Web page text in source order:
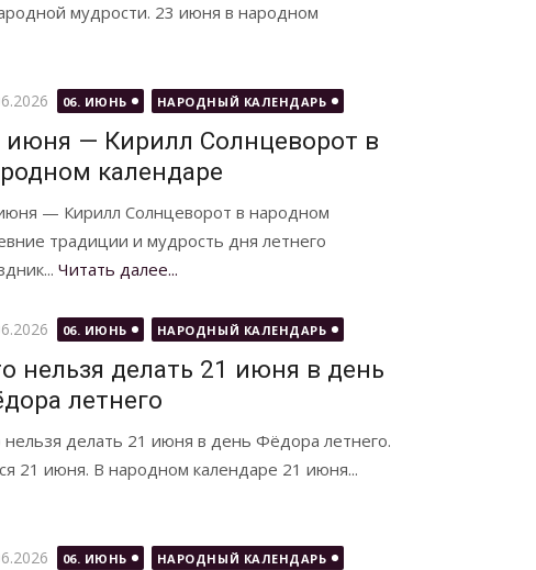
мудрости. 23 июня в народном
06. ИЮНЬ НАРОДНЫЙ КАЛЕНДАРЬ
июня — Кирилл Солнцеворот в
календаре
— Кирилл Солнцеворот в народном
традиции и мудрость дня летнего
Читать далее...
06. ИЮНЬ НАРОДНЫЙ КАЛЕНДАРЬ
нельзя делать 21 июня в день
летнего
нельзя делать 21 июня в день Фёдора летнего.
21 июня. В народном календаре 21 июня...
06. ИЮНЬ НАРОДНЫЙ КАЛЕНДАРЬ